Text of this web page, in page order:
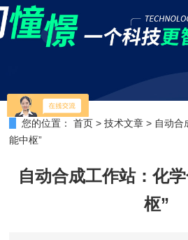
您的位置： 首页 >技术文章 > 自动合
能中枢”
自动合成工作站：化
枢”